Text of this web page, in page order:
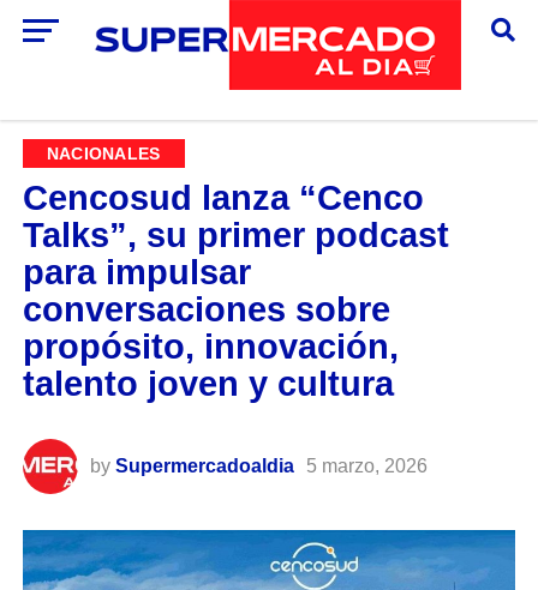
NACIONALES
Cencosud lanza “Cenco
Talks”, su primer podcast
para impulsar
conversaciones sobre
propósito, innovación,
talento joven y cultura
by Supermercadoaldia 5 marzo, 2026